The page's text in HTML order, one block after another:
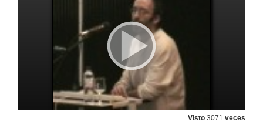
Visto 3071 veces
17 de out. de 2006
17 de out. de 2006